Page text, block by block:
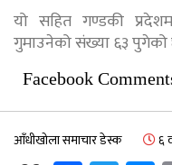
यो सहित गण्डकी
गुमाउनेको संख्या ६३ पुगेको
Facebook
आँधीखोला समाचार डेस्क ६